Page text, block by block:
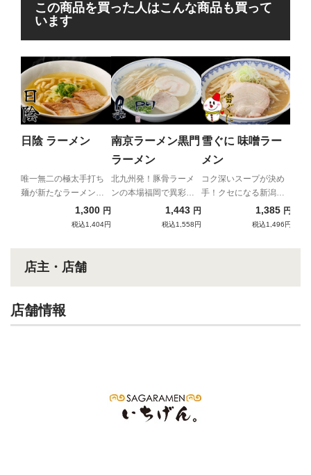
この商品を買った人はこんな商品も買って
います
日陰 ラーメン
唯一無二の極太手打ち
麺が新たなラーメンの
世界を導き出す！1,300 円
税込1,404円
南京ラーメン黒門
ラーメン
北九州発！豚骨ラーメ
ンの本場福岡で異彩を
放つ、端正な豚骨清湯
1,443 円
税込1,558円
雪ぐに 味噌ラー
メン
コク深いスープが決め
手！クセになる新潟妙
高味噌ラーメン！1,385 円
税込1,496円
店主・店舗
店舗情報